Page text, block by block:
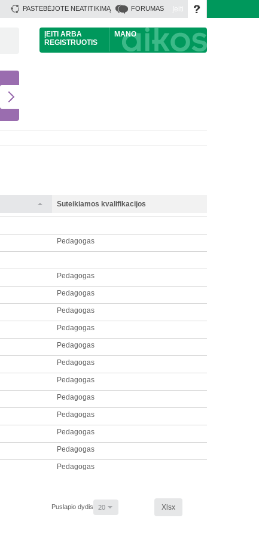
PASTEBĖJOTE NEATITIKIMĄ FORUMAS Įeiti
ĮEITI ARBA
REGISTRUOTIS
MANO
Suteikiamos kvalifikacijos
Pedagogas
Pedagogas
Pedagogas
Pedagogas
Pedagogas
Pedagogas
Pedagogas
Pedagogas
Pedagogas
Pedagogas
Pedagogas
Pedagogas
Pedagogas
Puslapio dydis Xlsx